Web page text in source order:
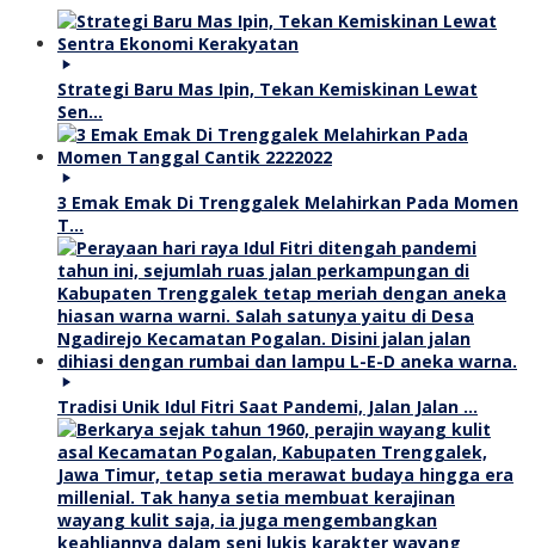
Strategi Baru Mas Ipin, Tekan Kemiskinan Lewat
Sen…
3 Emak Emak Di Trenggalek Melahirkan Pada Momen
T…
Tradisi Unik Idul Fitri Saat Pandemi, Jalan Jalan …